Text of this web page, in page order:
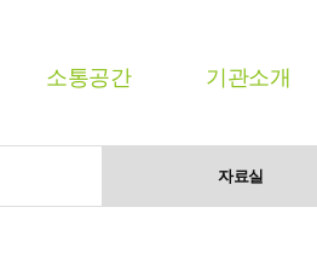
소통공간 기관소개
자료실